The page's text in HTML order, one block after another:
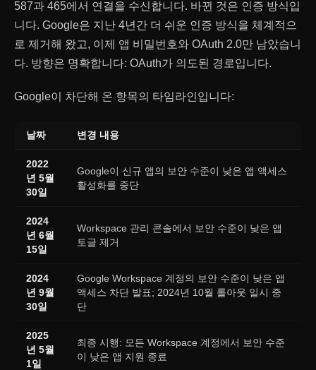
587과 465에서 연결을 수신합니다. 바뀐 것은 인증 방식입
니다. Google은 지난 4년간 더 쉬운 인증 방식을 체계적으
로 제거해 왔고, 이제 앱 비밀번호와 OAuth 2.0만 남았습니
다. 방향은 명확합니다: OAuth가 의도된 경로입니다.
Google이 차단해 온 항목의 타임라인입니다:
날짜 변경 내용
2022
년 5월
30일
Google이 신규 앱의 보안 수준이 낮은 앱 액세스
활성화를 중단
2024
년 6월
15일
Workspace 관리 콘솔에서 보안 수준이 낮은 앱
토글 제거
2024
년 9월
30일
Google Workspace 계정의 보안 수준이 낮은 앱
액세스 차단 발표; 2024년 10월 롤아웃 일시 중
단
2025
년 5월
1일
최종 시행: 모든 Workspace 계정에서 보안 수준
이 낮은 앱 지원 종료